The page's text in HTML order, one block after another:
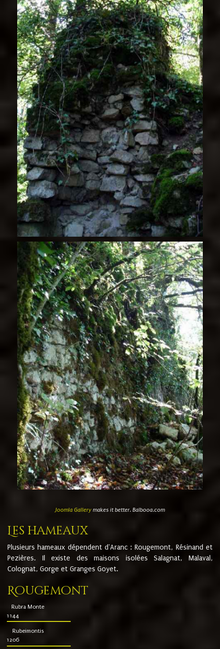
Joomla Gallerymakes it better. Balbooa.com
Les hameaux
Plusieurs hameaux dépendent d'Aranc : Rougemont, Résinand et
Pezières. Il existe des maisons isolées Salagnat, Malaval,
Colognat, Gorge et Granges Goyet.
Rougemont
Rubra Monte
1144
Rubeimontis
1206